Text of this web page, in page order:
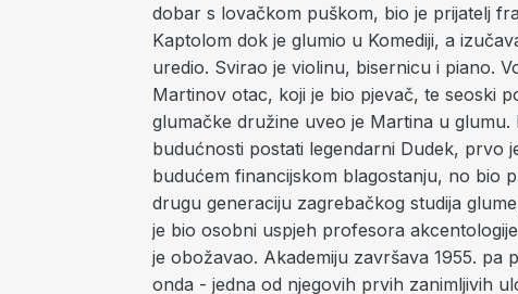
dobar s lovačkom puškom, bio je prijatelj
Kaptolom dok je glumio u Komediji, a
uredio. Svirao je violinu, bisernicu i piano.
Martinov otac, koji je bio pjevač, te seoski
glumačke družine uveo je Martina u
budućnosti postati legendarni Dudek, prvo
budućem financijskom blagostanju, no bio
drugu generaciju zagrebačkog studija
je bio osobni uspjeh profesora
je obožavao. Akademiju završava 1955. pa
onda - jedna od njegovih prvih zanimljivih